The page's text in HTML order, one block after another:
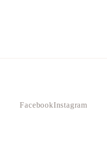
FacebookInstagram